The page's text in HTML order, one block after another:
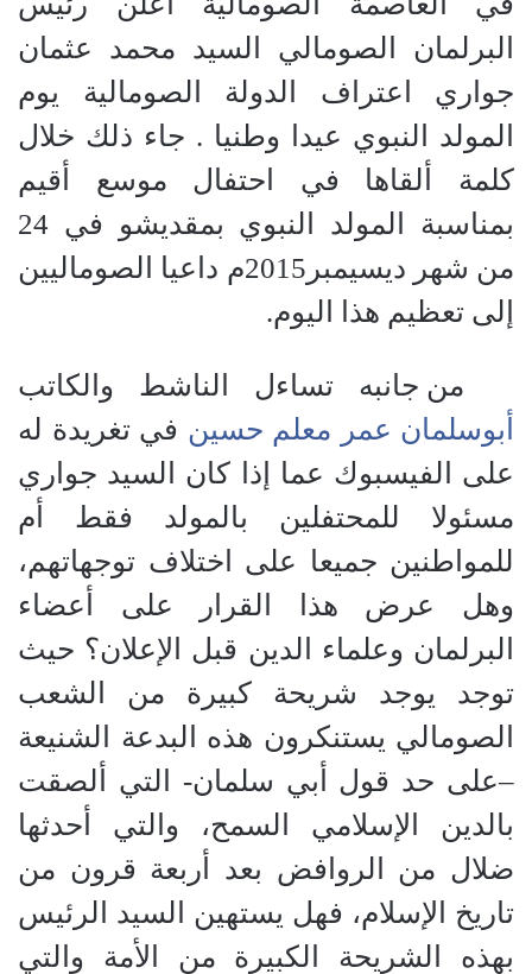
البرلمان الصومالي السيد محمد عثمان
جواري اعتراف الدولة الصومالية يوم
المولد النبوي عيدا وطنيا . جاء ذلك خلال
كلمة ألقاها في احتفال موسع أقيم
بمناسبة المولد النبوي بمقديشو في 24
من شهر ديسيمبر2015م داعيا الصوماليين
إلى تعظيم هذا اليوم.
من جانبه تساءل الناشط والكاتب
أبوسلمان عمر معلم حسين في تغريدة له
على الفيسبوك عما إذا كان السيد جواري
مسئولا للمحتفلين بالمولد فقط أم
للمواطنين جميعا على اختلاف توجهاتهم،
وهل عرض هذا القرار على أعضاء
البرلمان وعلماء الدين قبل الإعلان؟ حيث
توجد يوجد شريحة كبيرة من الشعب
الصومالي يستنكرون هذه البدعة الشنيعة
–على حد قول أبي سلمان- التي ألصقت
بالدين الإسلامي السمح، والتي أحدثها
ضلال من الروافض بعد أربعة قرون من
تاريخ الإسلام، فهل يستهين السيد الرئيس
بهذه الشريحة الكبيرة من الأمة والتي